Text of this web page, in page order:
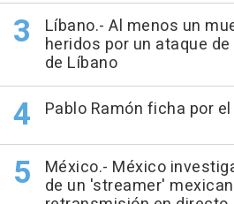
Líbano.- Al menos un
heridos por un ataque
de Líbano
Pablo Ramón ficha por
México.- México
de un 'streamer'